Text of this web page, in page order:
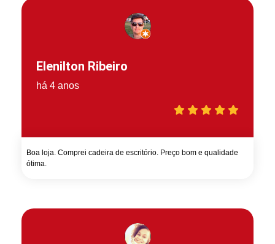
Elenilton Ribeiro
há 4 anos
Boa loja. Comprei cadeira de escritório. Preço bom e qualidade
ótima.